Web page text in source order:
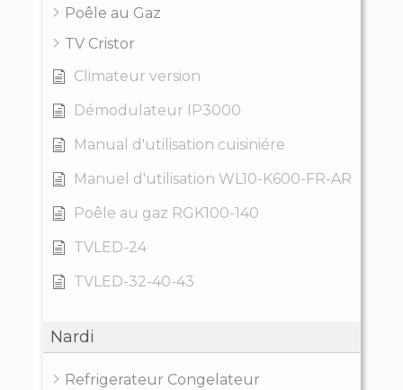
Poêle au Gaz
TV Cristor
Climateur version
Démodulateur IP3000
Manual d'utilisation cuisiniére
Manuel d'utilisation WL10-K600-FR-AR
Poêle au gaz RGK100-140
TVLED-24
TVLED-32-40-43
Nardi
Refrigerateur Congelateur